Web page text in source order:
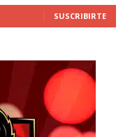
SUSCRIBIRTE